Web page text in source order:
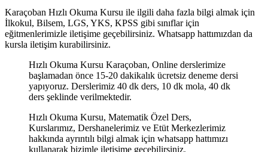
Karaçoban Hızlı Okuma Kursu ile ilgili daha fazla bilgi almak için
İlkokul, Bilsem, LGS, YKS, KPSS gibi sınıflar için
eğitmenlerimizle iletişime geçebilirsiniz. Whatsapp hattımızdan da
kursla iletişim kurabilirsiniz.
Hızlı Okuma Kursu Karaçoban, Online derslerimize
başlamadan önce 15-20 dakikalık ücretsiz deneme dersi
yapıyoruz. Derslerimiz 40 dk ders, 10 dk mola, 40 dk
ders şeklinde verilmektedir.
Hızlı Okuma Kursu, Matematik Özel Ders,
Kurslarımız, Dershanelerimiz ve Etüt Merkezlerimiz
hakkında ayrıntılı bilgi almak için whatsapp hattımızı
kullanarak bizimle iletişime geçebilirsiniz.